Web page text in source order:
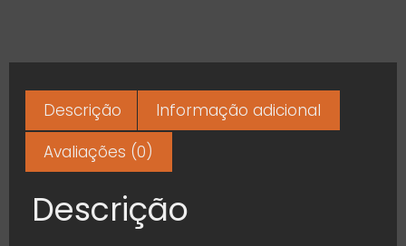
Descrição
Informação adicional
Avaliações (0)
Descrição